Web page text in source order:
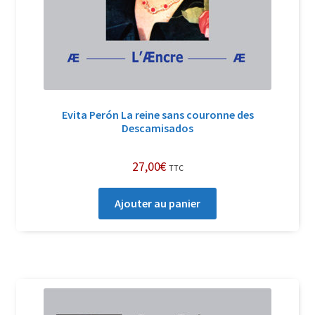
Evita Perón La reine sans couronne des
Descamisados
27,00€ TTC
Ajouter au panier